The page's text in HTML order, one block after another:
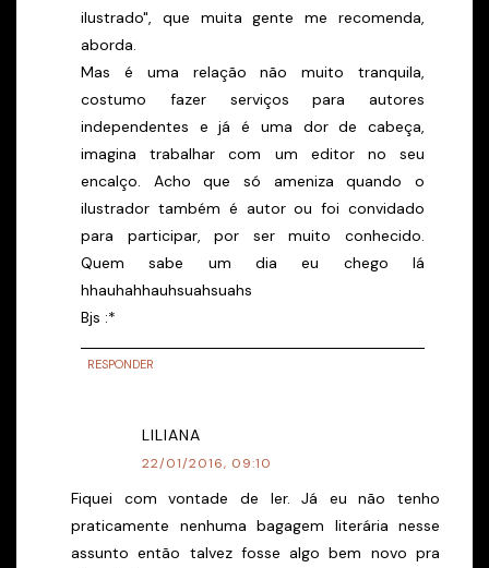
ilustrado", que muita gente me recomenda,
aborda.
Mas é uma relação não muito tranquila,
costumo fazer serviços para autores
independentes e já é uma dor de cabeça,
imagina trabalhar com um editor no seu
encalço. Acho que só ameniza quando o
ilustrador também é autor ou foi convidado
para participar, por ser muito conhecido.
Quem sabe um dia eu chego lá
hhauhahhauhsuahsuahs
Bjs :*
RESPONDER
LILIANA
22/01/2016, 09:10
Fiquei com vontade de ler. Já eu não tenho
praticamente nenhuma bagagem literária nesse
assunto então talvez fosse algo bem novo pra